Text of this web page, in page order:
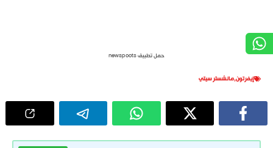
حمل تطبيق newspoots
إيفرتون,مانشستر سيتي